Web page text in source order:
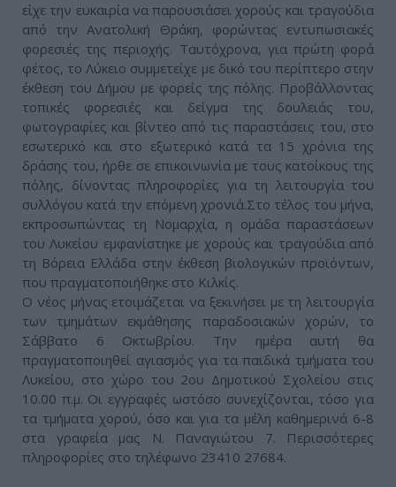
είχε την ευκαιρία να παρουσιάσει χορούς και τραγούδια
από την Ανατολική Θράκη, φορώντας εντυπωσιακές
φορεσιές της περιοχής. Ταυτόχρονα, για πρώτη φορά
φέτος, το Λύκειο συμμετείχε με δικό του περίπτερο στην
έκθεση του Δήμου με φορείς της πόλης. Προβάλλοντας
τοπικές φορεσιές και δείγμα της δουλειάς του,
φωτογραφίες και βίντεο από τις παραστάσεις του, στο
εσωτερικό και στο εξωτερικό κατά τα 15 χρόνια της
δράσης του, ήρθε σε επικοινωνία με τους κατοίκους της
πόλης, δίνοντας πληροφορίες για τη λειτουργία του
συλλόγου κατά την επόμενη χρονιά.Στο τέλος του μήνα,
εκπροσωπώντας τη Νομαρχία, η ομάδα παραστάσεων
του Λυκείου εμφανίστηκε με χορούς και τραγούδια από
τη Βόρεια Ελλάδα στην έκθεση βιολογικών προϊόντων,
που πραγματοποιήθηκε στο Κιλκίς.
Ο νέος μήνας ετοιμάζεται να ξεκινήσει με τη λειτουργία
των τμημάτων εκμάθησης παραδοσιακών χορών, το
Σάββατο 6 Οκτωβρίου. Την ημέρα αυτή θα
πραγματοποιηθεί αγιασμός για τα παιδικά τμήματα του
Λυκείου, στο χώρο του 2ου Δημοτικού Σχολείου στις
10.00 π.μ. Οι εγγραφές ωστόσο συνεχίζονται, τόσο για
τα τμήματα χορού, όσο και για τα μέλη καθημερινά 6-8
στα γραφεία μας Ν. Παναγιώτου 7. Περισσότερες
πληροφορίες στο τηλέφωνο 23410 27684.